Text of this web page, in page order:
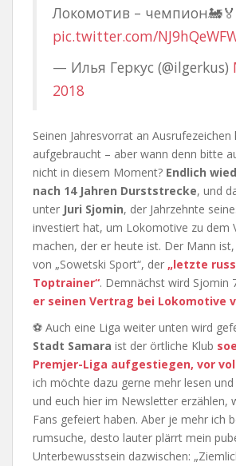
Локомотив –
pic.twitter.com/
— Илья Геркус (@ilgerkus)
2018
Seinen Jahresvorrat an
aufgebraucht – aber wann denn bitte
nicht in diesem Moment? Endlich
nach 14 Jahren Durststrecke, und
unter Juri Sjomin, der Jahrzehnte
investiert hat, um Lokomotive zu dem
machen, der er heute ist. Der Mann
von „Sowetski Sport“, der „letzte
Toptrainer“. Demnächst wird Sjomin
er seinen Vertrag bei Lokomotive
⚽ Auch eine Liga weiter unten wird
Stadt Samara ist der örtliche Klub
Premjer-Liga aufgestiegen, vor
ich möchte dazu gerne mehr lesen
und euch hier im Newsletter erzählen,
Fans gefeiert haben. Aber je mehr ich
rumsuche, desto lauter plärrt mein
Unterbewusstsein dazwischen: